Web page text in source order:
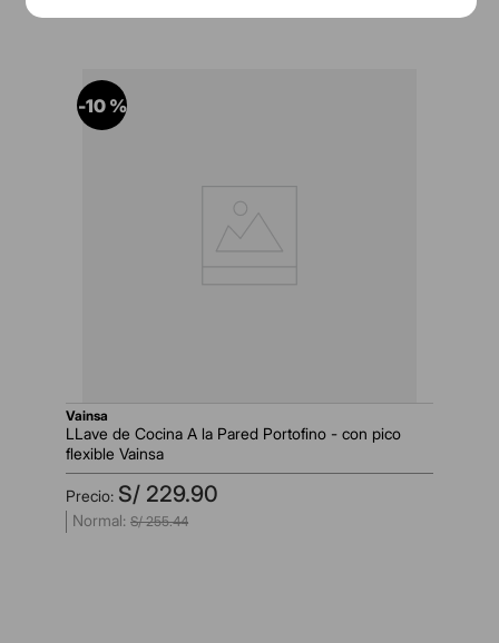
-10 %
vainsa
LLave de Cocina A la Pared Portofino - con pico
flexible Vainsa
S/ 229.90
S/ 255.44